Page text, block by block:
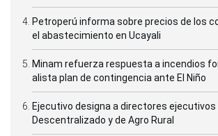
Petroperú informa sobre precios de los
el abastecimiento en Ucayali
Minam refuerza respuesta a incendios
alista plan de contingencia ante El Niño
Ejecutivo designa a directores ejecutivos
Descentralizado y de Agro Rural